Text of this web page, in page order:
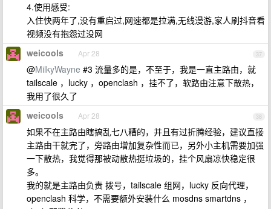
4.使用感受:
入住快两年了,没有重启过,网速都是拉满,无线漫游,家人刷抖音看
视频没有抱怨过没网
37
weicools Apr 28
@MilkyWayne #3 流量多的是，不至于，我是一直主路由，就
tailscale ，lucky ，openclash ，挂不了，软路由注意下散热，
我用了很久了
38
weicools Apr 28
如果不在主路由瞎搞乱七八糟的，并且有过折腾经验，建议直接
主路由干就完了，旁路由增加复杂性而已，另外小主机需要加强
一下散热，我觉得那被动散热挺垃圾的，挂个风扇凉快稳定很
多。
我的就是主路由负责 拨号，tailscale 组网，lucky 反向代理，
openclash 科学，不需要额外安装什么 mosdns smartdns ，